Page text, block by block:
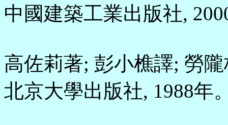
中國建築工業出版社,
高佐莉著; 彭小樵譯; 勞
北京大學出版社, 1988年